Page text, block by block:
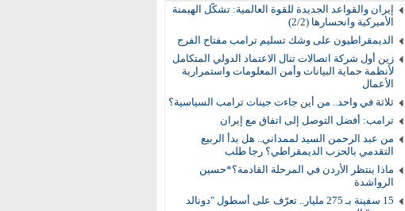
إيران والقواعد الجديدة للقوة العالمية: تشكُّل الهيمنة
الأميركية وانحسارها (2/2)
الديمقراطيون على وشك تسليم ترامب مفتاح الفرج
زين أول شركة اتصالات تنال الاعتماد الدولي المتكامل
لأنظمة حماية البيانات وأمن المعلومات واستمرارية
الأعمال
ثلاثة في واحد.. من أين جاءت جينات ترامب السياسية؟
ترامب: أفضل التوصل إلى اتفاق مع إيران
من عبد الرحمن السيد لممداني.. هل بدأ الربيع
التقدمي بالحزب الديمقراطي؟ رجا طلب
ماذا ينتظر الأردن في المرحلة القادمة؟*حسين
الرواشدة
15 سفينة بـ 275 مليار.. تعرّف على أسطول "دونالد